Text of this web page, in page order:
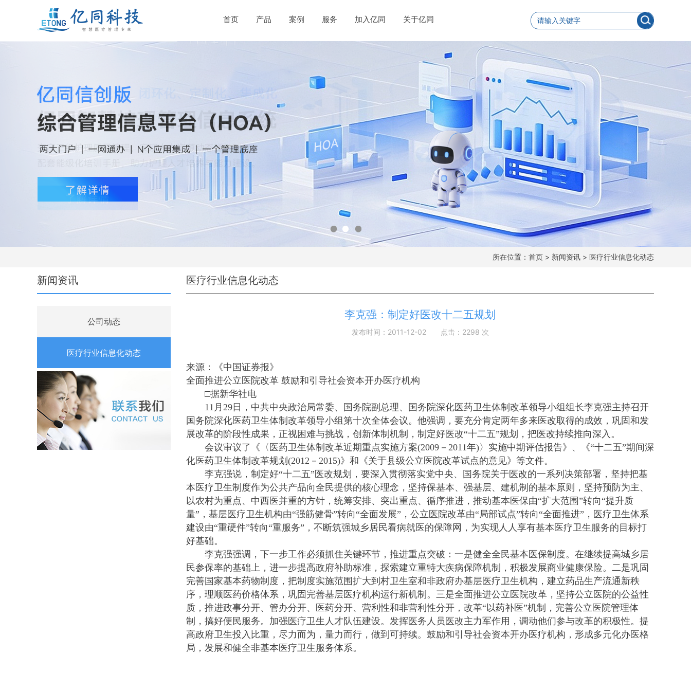
首页 产品 案例 服务 加入亿同 关于亿同
所在位置： 首页 > 新闻资讯 > 医疗行业信息化动态
新闻资讯
公司动态
医疗行业信息化动态
医疗行业信息化动态
李克强：制定好医改十二五规划
发布时间：2011-12-02 点击： 2298 次
来源：《中国证券报》
全面推进公立医院改革 鼓励和引导社会资本开办医疗机构
□据新华社电
11月29日，中共中央政治局常委、国务院副总理、国务院深化医药卫生体制改革领导小组组长李克强主持召开
国务院深化医药卫生体制改革领导小组第十次全体会议。他强调，要充分肯定两年多来医改取得的成效，巩固和发
展改革的阶段性成果，正视困难与挑战，创新体制机制，制定好医改“十二五”规划，把医改持续推向深入。
会议审议了《〈医药卫生体制改革近期重点实施方案(2009－2011年)〉实施中期评估报告》、《“十二五”期间深
化医药卫生体制改革规划(2012－2015)》和《关于县级公立医院改革试点的意见》等文件。
李克强说，制定好“十二五”医改规划，要深入贯彻落实党中央、国务院关于医改的一系列决策部署，坚持把基
本医疗卫生制度作为公共产品向全民提供的核心理念，坚持保基本、强基层、建机制的基本原则，坚持预防为主、
以农村为重点、中西医并重的方针，统筹安排、突出重点、循序推进，推动基本医保由“扩大范围”转向“提升质
量”，基层医疗卫生机构由“强筋健骨”转向“全面发展”，公立医院改革由“局部试点”转向“全面推进”，医疗卫生体系
建设由“重硬件”转向“重服务”，不断筑强城乡居民看病就医的保障网，为实现人人享有基本医疗卫生服务的目标打
好基础。
李克强强调，下一步工作必须抓住关键环节，推进重点突破：一是健全全民基本医保制度。在继续提高城乡居
民参保率的基础上，进一步提高政府补助标准，探索建立重特大疾病保障机制，积极发展商业健康保险。二是巩固
完善国家基本药物制度，把制度实施范围扩大到村卫生室和非政府办基层医疗卫生机构，建立药品生产流通新秩
序，理顺医药价格体系，巩固完善基层医疗机构运行新机制。三是全面推进公立医院改革，坚持公立医院的公益性
质，推进政事分开、管办分开、医药分开、营利性和非营利性分开，改革“以药补医”机制，完善公立医院管理体
制，搞好便民服务。加强医疗卫生人才队伍建设。发挥医务人员医改主力军作用，调动他们参与改革的积极性。提
高政府卫生投入比重，尽力而为，量力而行，做到可持续。鼓励和引导社会资本开办医疗机构，形成多元化办医格
局，发展和健全非基本医疗卫生服务体系。